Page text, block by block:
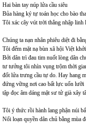
Hai bàn tay núp lửa cầu siêu
Bủa hàng ký tự toán học cho bào
Tôi xác cây vút trời thẳng nhập linh
Chúng ta nạn nhân phiêu diệt đi
Tôi đếm mặt nạ bùn xã hội Việt
Bởi dân trì đau tim nuốt lòng dân
tư tưởng tôi nhìn vụng trộm thời
đốt lửa trưng cầu tự do. Hay hang
đứng vững nơi cao bất lực uốn lưỡi
tập đọc âm dáng mặt sư tử già xây
Tôi ý thức rồi hành lang phận núi
Nổi loạn quyền dân chủ bằng mùa